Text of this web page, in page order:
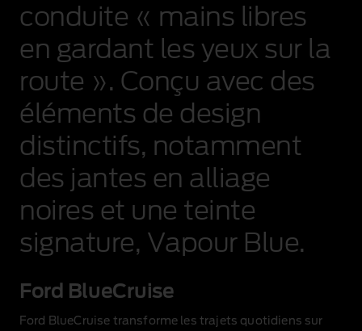
conduite « mains libres
en gardant les yeux sur la
route ». Conçu avec des
éléments de design
distinctifs, notamment
des jantes en alliage
noires et une teinte
signature, Vapour Blue.
Ford BlueCruise
Ford BlueCruise transforme les trajets quotidiens sur